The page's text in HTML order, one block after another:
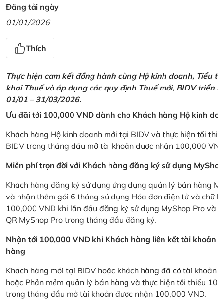
Đăng tải ngày
01/01/2026
Thích
Thực hiện cam kết đồng hành cùng Hộ kinh doanh,
khai Thuế và áp dụng các quy định Thuế mới, BIDV
01/01 – 31/03/2026.
Ưu đãi tới 100,000 VND dành cho Khách hàng Hộ kinh
Khách hàng Hộ kinh doanh mới tại BIDV và thực hiện tối
BIDV trong tháng đầu mở tài khoản được nhận 100,000
Miễn phí trọn đời với Khách hàng đăng ký sử dụng
Khách hàng đăng ký sử dụng ứng dụng quản lý bán
và nhận thêm gói 6 tháng sử dụng Hóa đơn điện tử và chữ
100,000 VND khi lần đầu đăng ký sử dụng MyShop Pro
QR MyShop Pro trong tháng đầu đăng ký.
Nhận tới 100,000 VND khi Khách hàng liên kết tài
hàng
Khách hàng mới tại BIDV hoặc khách hàng đã có tài
hoặc Phần mềm quản lý bán hàng và thực hiện tối thiểu
trong tháng đầu mở tài khoản được nhận 100,000 VND.